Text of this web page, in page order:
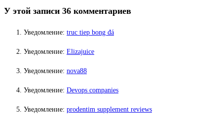
У этой записи 36 комментариев
Уведомление: truc tiep bong đá
Уведомление: Elizajuice
Уведомление: nova88
Уведомление: Devops companies
Уведомление: prodentim supplement reviews